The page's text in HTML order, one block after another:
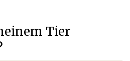
Tier